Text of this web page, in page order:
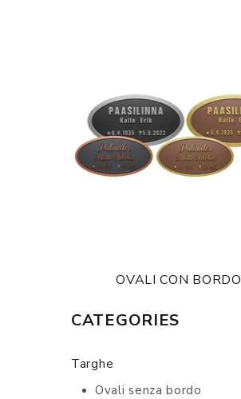
OVALI CON BORDO
CATEGORIES
Targhe
Ovali senza bordo